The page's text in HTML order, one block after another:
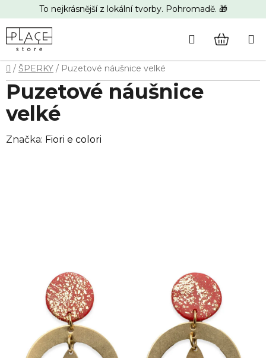
na
obsah
To nejkrásnější z lokální tvorby. Pohromadě. 🎁
Hledat
Domů
/ ŠPERKY / Puzetové náušnice velké
Puzetové náušnice
velké
Značka: Fiori e colori